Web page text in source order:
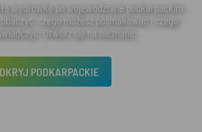
wędrówkę po województwie podkarpackim.
czego możesz posmakować i czego
Otwórz się na nieznane.
PODKARPACKIE